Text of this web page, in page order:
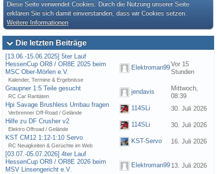
Diese Seite verwendet Cookies. Durch die Nutzung unserer Seite
erklären Sie sich damit einverstanden, dass wir Cookies setzen.
Weitere Informationen
Die letzten Beiträge
[13.06.-15.06.2025] 5ter Lauf
HessenCup OR8 / OR8E 2025 beim
MSC Ober-Mörlen e.V.
Kalender, Termine & Ergebnisse
Elektroman99Vor 15
Stunden
Graupner 1:5 Teile gesucht
RC Car Raritäten
jendavis
Mittwoch,
08:39
Hpi Savage Brushless Umbau fragen
Verbrenner Off-Road / Gelände
114SLi
30. Juli 2026
Hilfe zu DF Crusher v2
Elektro Offroad / Gelände
114SLi
30. Juli 2026
KST CM12 1:12-1:10 Servo
RC Neuigkeiten & Gerüchte im Web
KST-Servo
16. Juli 2026
[03.07.-05.07.2026] 4ter Lauf
HessenCup OR8 / OR8E 2026 beim
MSV Linsengericht e.V.
Elektroman99 13. Juli 2026